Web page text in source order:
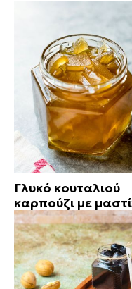
Γλυκό κουταλιού
καρπούζι με